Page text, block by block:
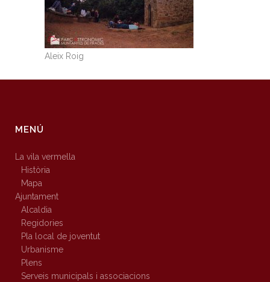
Aleix Roig
MENÚ
La vila vermella
Història
Mapa
Ajuntament
Alcaldia
Regidories
Pla local de joventut
Urbanisme
Plens
Serveis municipals i associacions